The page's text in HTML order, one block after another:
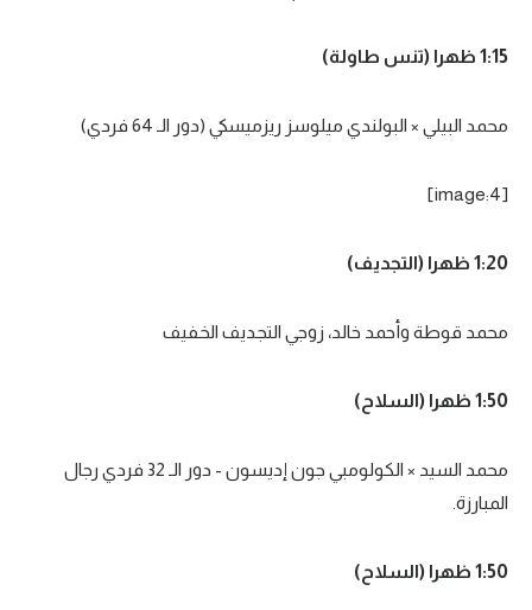
1:15 ظهرا (تنس طاولة)
محمد البيلي × البولندي ميلوسز ريزميسكي (دور الـ 64 فردي)
[image:4]
1:20 ظهرا (التجديف)
محمد قوطة وأحمد خالد، زوجي التجديف الخفيف
1:50 ظهرا (السلاح)
محمد السيد × الكولومبي جون إديسون - دور الـ 32 فردي رجال
المبارزة.
1:50 ظهرا (السلاح)